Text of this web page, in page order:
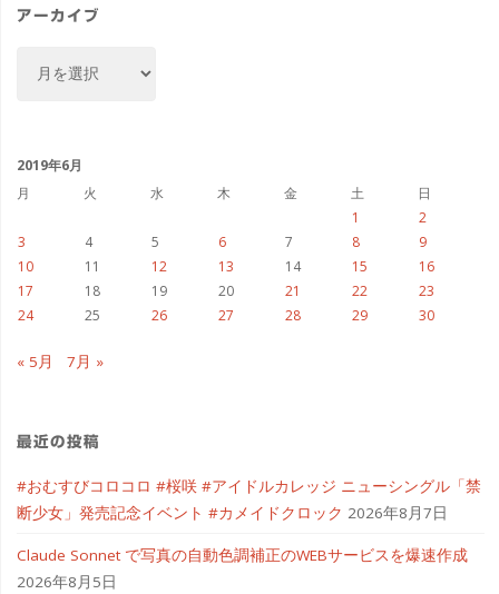
ー
アーカイブ
ブ
2019年6月
月
火 水 木 金 土
日
1
2
3
4 5 6 7 8
9
10
11 12 13 14 15
16
17
18 19 20 21 22
23
24
25 26 27 28 29 30
« 5月 7月 »
最近の投稿
#おむすびコロコロ #桜咲 #アイドルカレッジ ニューシングル「禁
断少女」発売記念イベント #カメイドクロック 2026年8月7日
Claude Sonnet で写真の自動色調補正のWEBサービスを爆速作成
2026年8月5日